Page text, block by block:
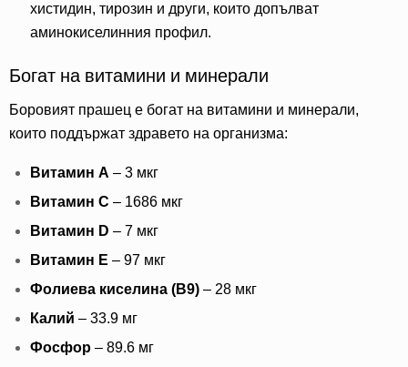
хистидин, тирозин и други, които допълват
аминокиселинния профил.
Богат на витамини и минерали
Боровият прашец е богат на витамини и минерали,
които поддържат здравето на организма:
Витамин А – 3 мкг
Витамин C – 1686 мкг
Витамин D – 7 мкг
Витамин E – 97 мкг
Фолиева киселина (B9) – 28 мкг
Калий – 33.9 мг
Фосфор – 89.6 мг